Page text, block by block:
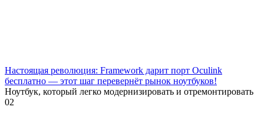
Настоящая революция: Framework дарит порт Oculink
бесплатно — этот шаг перевернёт рынок ноутбуков!
Ноутбук, который легко модернизировать и отремонтировать
02